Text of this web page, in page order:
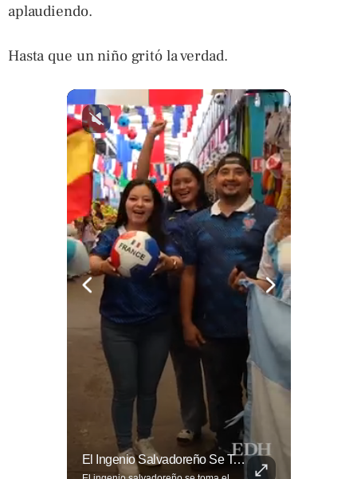
aplaudiendo.
Hasta que un niño gritó la verdad.
El Ingenio Salvadoreño Se Toma El Mercado Dueñas De Cara Al Mundial 2026.